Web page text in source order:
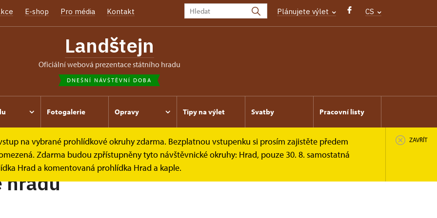
E-shop Pro média Kontakt Plánujete výlet CS
Landštejn
oficiální webová prezentace státního hradu
DNEŠNÍ NÁVŠTĚVNÍ DOBA
Fotogalerie Opravy Tipy na výlet Svatby Pracovní listy
na vybrané prohlídkové okruhy zdarma. Bezplatnou vstupenku si prosím zajistěte předem
Zdarma budou zpřístupněny tyto návštěvnické okruhy: Hrad, pouze 30. 8. samostatná
Hrad a komentovaná prohlídka Hrad a kaple.
ZAVŘÍT
hradu